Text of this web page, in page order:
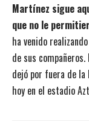
Martínez sigue
que no le
ha venido
de sus
dejó por fuera de
hoy en el estadio